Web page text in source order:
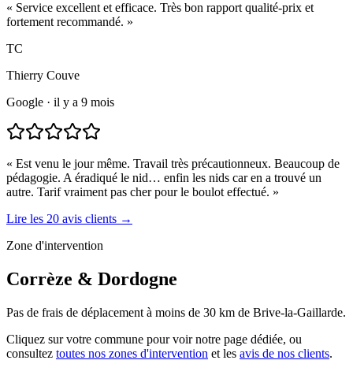
« Service excellent et efficace. Très bon rapport qualité-prix et
fortement recommandé. »
TC
Thierry Couve
Google · il y a 9 mois
« Est venu le jour même. Travail très précautionneux. Beaucoup de
pédagogie. A éradiqué le nid… enfin les nids car en a trouvé un
autre. Tarif vraiment pas cher pour le boulot effectué. »
Lire les 20 avis clients →
Zone d'intervention
Corrèze & Dordogne
Pas de frais de déplacement à moins de 30 km de Brive-la-Gaillarde.
Cliquez sur votre commune pour voir notre page dédiée, ou
consultez toutes nos zones d'intervention et les avis de nos clients.